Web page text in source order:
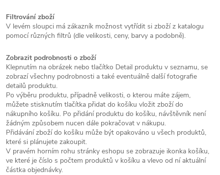
Filtrování zboží
V levém sloupci má zákazník možnost vytřídit si zboží z katalogu
pomocí různých filtrů (dle velikosti, ceny, barvy a podobně).
Zobrazit podrobnosti o zboží
Klepnutím na obrázek nebo tlačítko Detail produktu v seznamu, se
zobrazí všechny podrobnosti a také eventuálně další fotografie
detailů produktu.
Po výběru produktu, případně velikosti, o kterou máte zájem,
můžete stisknutím tlačítka přidat do košíku vložit zboží do
nákupního košíku. Po přidání produktu do košíku, návštěvník není
žádným způsobem nucen dále pokračovat v nákupu.
Přidávání zboží do košíku může být opakováno u všech produktů,
které si plánujete zakoupit.
V pravém horním rohu stránky eshopu se zobrazuje ikonka košíku,
ve které je číslo s počtem produktů v košíku a vlevo od ní aktuální
částka objednávky.